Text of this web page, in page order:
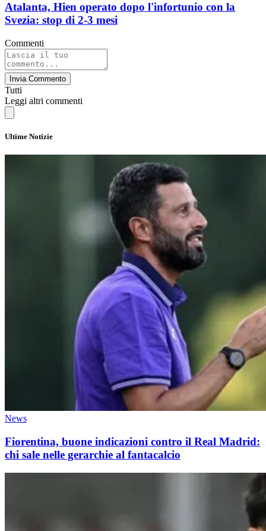
Atalanta, Hien operato dopo l'infortunio con la
Svezia: stop di 2-3 mesi
Commenti
Invia Commento
Tutti
Leggi altri commenti
Ultime Notizie
News
Fiorentina, buone indicazioni contro il Real Madrid:
chi sale nelle gerarchie al fantacalcio